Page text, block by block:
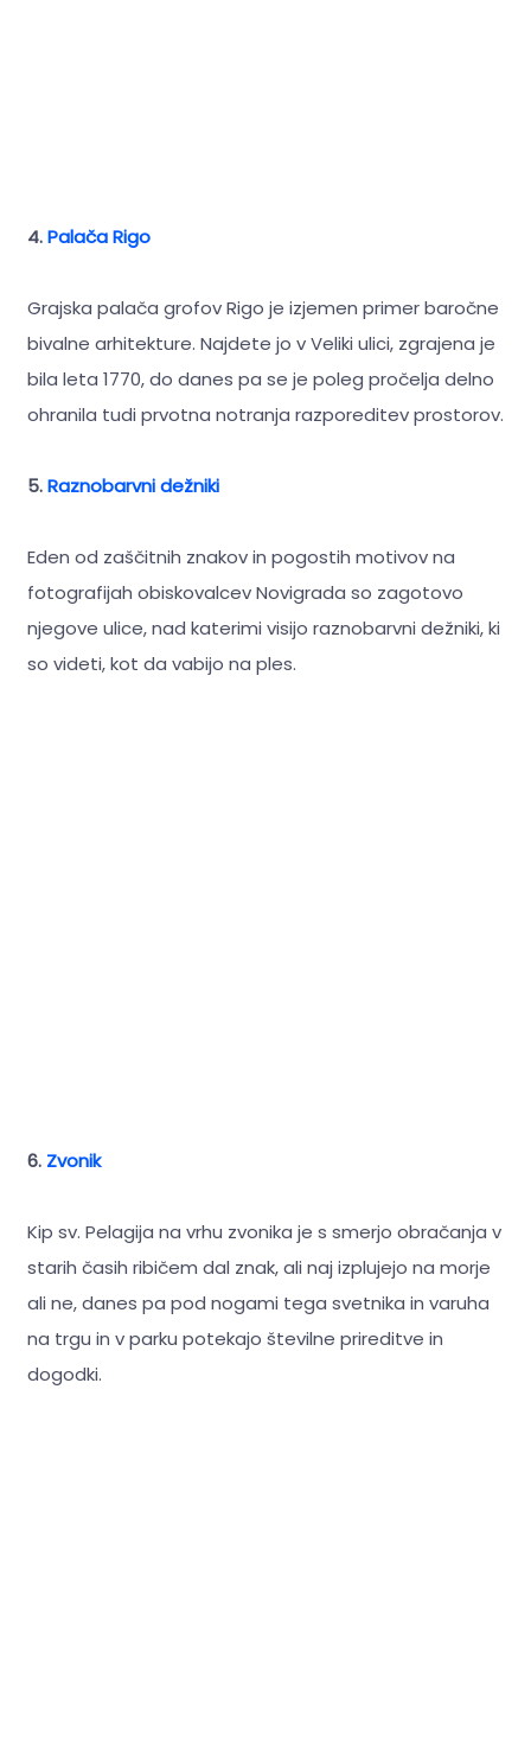
4.Palača Rigo
Grajska palača grofov Rigo je izjemen primer baročne
bivalne arhitekture. Najdete jo v Veliki ulici, zgrajena je
bila leta 1770, do danes pa se je poleg pročelja delno
ohranila tudi prvotna notranja razporeditev prostorov.
5.Raznobarvni dežniki
Eden od zaščitnih znakov in pogostih motivov na
fotografijah obiskovalcev Novigrada so zagotovo
njegove ulice, nad katerimi visijo raznobarvni dežniki, ki
so videti, kot da vabijo na ples.
6. Zvonik
Kip sv. Pelagija na vrhu zvonika je s smerjo obračanja v
starih časih ribičem dal znak, ali naj izplujejo na morje
ali ne, danes pa pod nogami tega svetnika in varuha
na trgu in v parku potekajo številne prireditve in
dogodki.